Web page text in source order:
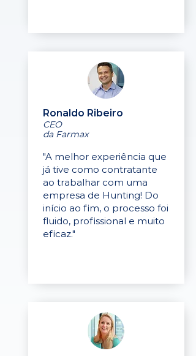
Ronaldo Ribeiro
CEO
da Farmax
"A melhor experiência que
já tive como contratante
ao trabalhar com uma
empresa de Hunting! Do
início ao fim, o processo foi
fluido, profissional e muito
eficaz."